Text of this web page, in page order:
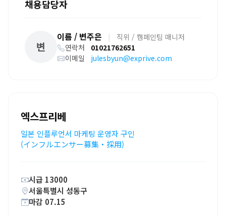
채용담당자
변
이름 / 변주은 |
직위 / 캠페인팀 매니저
연락처 01021762651
이메일 julesbyun@exprive.com
엑스프리베
일본 인플루언서 마케팅 운영자 구인
(インフルエンサー募集・採用)
시급 13000
서울특별시 성동구
마감 07.15